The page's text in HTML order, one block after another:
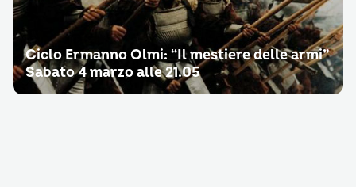
Ciclo Ermanno Olmi: “Il mestiere delle armi”
Sabato 4 marzo alle 21.05